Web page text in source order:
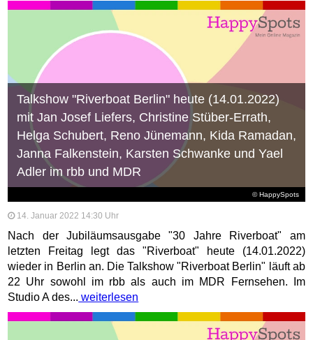
© HappySpots
Talkshow "Riverboat Berlin" heute (14.01.2022)
mit Jan Josef Liefers, Christine Stüber-Errath,
Helga Schubert, Reno Jünemann, Kida Ramadan,
Janna Falkenstein, Karsten Schwanke und Yael
Adler im rbb und MDR
14. Januar 2022 14:30 Uhr
Nach der Jubiläumsausgabe "30 Jahre Riverboat" am
letzten Freitag legt das "Riverboat" heute (14.01.2022)
wieder in Berlin an. Die Talkshow "Riverboat Berlin" läuft ab
22 Uhr sowohl im rbb als auch im MDR Fernsehen. Im
Studio A des... weiterlesen